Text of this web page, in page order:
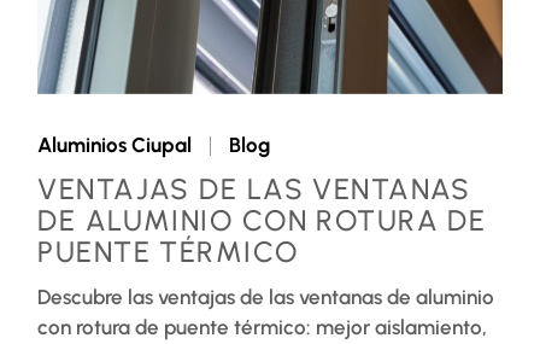
Aluminios Ciupal Blog
VENTAJAS DE LAS VENTANAS
DE ALUMINIO CON ROTURA DE
PUENTE TÉRMICO
Descubre las ventajas de las ventanas de aluminio
con rotura de puente térmico: mejor aislamiento,